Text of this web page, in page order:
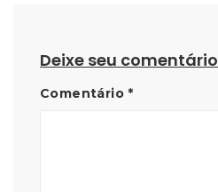
Deixe seu comentário
Comentário *